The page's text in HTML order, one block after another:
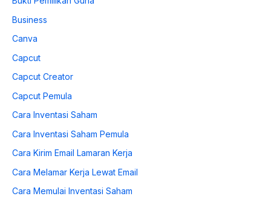
Business
Canva
Capcut
Capcut Creator
Capcut Pemula
Cara Inventasi Saham
Cara Inventasi Saham Pemula
Cara Kirim Email Lamaran Kerja
Cara Melamar Kerja Lewat Email
Cara Memulai Inventasi Saham